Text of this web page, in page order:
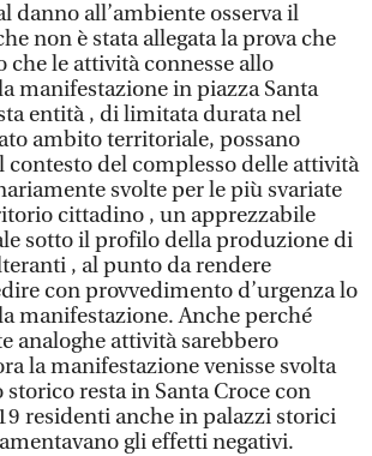
danno all’ambiente osserva il
non è stata allegata la prova che
che le attività connesse allo
manifestazione in piazza Santa
entità , di limitata durata nel
ambito territoriale, possano
contesto del complesso delle attività
svolte per le più svariate
cittadino , un apprezzabile
sotto il profilo della produzione di
, al punto da rendere
con provvedimento d’urgenza lo
manifestazione. Anche perché
analoghe attività sarebbero
la manifestazione venisse svolta
storico resta in Santa Croce con
residenti anche in palazzi storici
gli effetti negativi.